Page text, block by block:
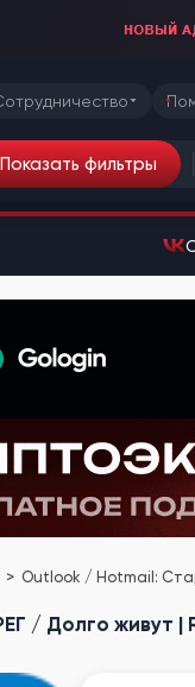
Показать фильтры
Outlook / Hotmail:
/ Долго живут |